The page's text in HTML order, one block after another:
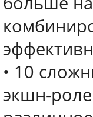
• 10
экшн-